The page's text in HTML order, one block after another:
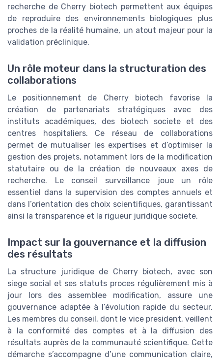
recherche de Cherry biotech permettent aux équipes
de reproduire des environnements biologiques plus
proches de la réalité humaine, un atout majeur pour la
validation préclinique.
Un rôle moteur dans la structuration des
collaborations
Le positionnement de Cherry biotech favorise la
création de partenariats stratégiques avec des
instituts académiques, des biotech societe et des
centres hospitaliers. Ce réseau de collaborations
permet de mutualiser les expertises et d’optimiser la
gestion des projets, notamment lors de la modification
statutaire ou de la création de nouveaux axes de
recherche. Le conseil surveillance joue un rôle
essentiel dans la supervision des comptes annuels et
dans l’orientation des choix scientifiques, garantissant
ainsi la transparence et la rigueur juridique societe.
Impact sur la gouvernance et la diffusion
des résultats
La structure juridique de Cherry biotech, avec son
siege social et ses statuts proces régulièrement mis à
jour lors des assemblee modification, assure une
gouvernance adaptée à l’évolution rapide du secteur.
Les membres du conseil, dont le vice president, veillent
à la conformité des comptes et à la diffusion des
résultats auprès de la communauté scientifique. Cette
démarche s’accompagne d’une communication claire,